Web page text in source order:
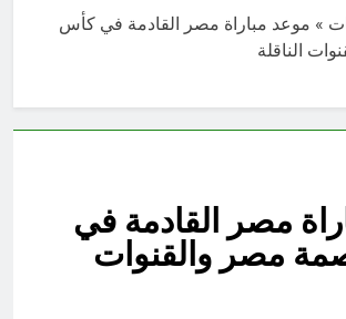
» موعد مباراة مصر القادمة في كأس
الناقلة
مصر القادمة في
مصر والقنوات